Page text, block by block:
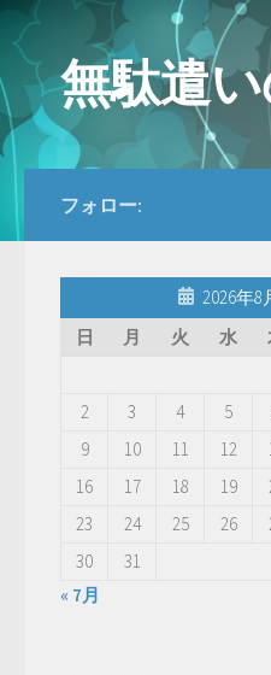
コンテンツへスキップ
無駄遣
フォロー:
2026年8
日
月 火 水
2
3 4 5
9
10 11 12
16
17 18 19
23
24 25 26
30
31
« 7月